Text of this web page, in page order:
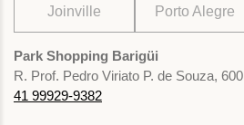
Joinville Porto Alegre
Park Shopping Barigüi
R. Prof. Pedro Viriato P. de Souza, 600
41 99929-9382